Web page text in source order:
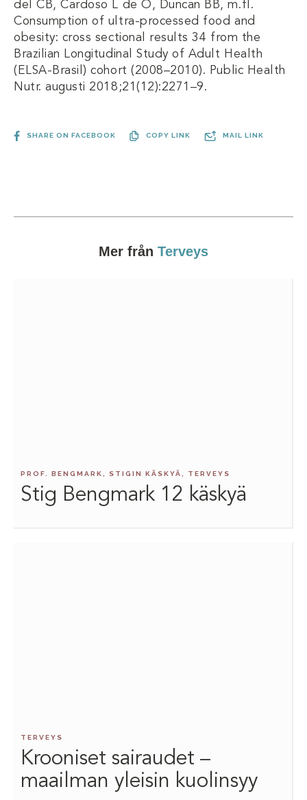
del CB, Cardoso L de O, Duncan BB, m.fl.
Consumption of ultra-processed food and
obesity: cross sectional results 34 from the
Brazilian Longitudinal Study of Adult Health
(ELSA-Brasil) cohort (2008–2010). Public Health
Nutr. augusti 2018;21(12):2271–9.
SHARE ON FACEBOOK COPY LINK MAIL LINK
Mer från Terveys
PROF. BENGMARK, STIGIN KÄSKYÄ, TERVEYS
Stig Bengmark 12 käskyä
TERVEYS
Krooniset sairaudet –
maailman yleisin kuolinsyy